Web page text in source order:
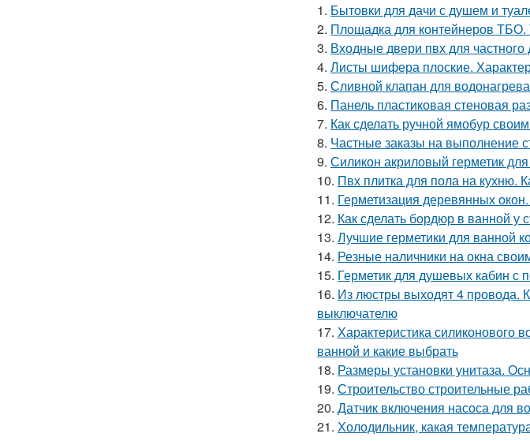
1. Бытовки для дачи с душем и
2. Площадка для контейнеров
3. Входные двери пвх для
4. Листы шифера плоские.
5. Сливной клапан для
6. Панель пластиковая стеновая
7. Как сделать ручной ямобур
8. Частные заказы на выполнение
9. Силикон акриловый герметик
10. Пвх плитка для пола на кухню.
11. Герметизация деревянных
12. Как сделать бордюр в ванной
13. Лучшие герметики для ванной
14. Резные наличники на окна
15. Герметик для душевых кабин с
16. Из люстры выходят 4 провода.
выключателю
17. Характеристика силиконового
ванной и какие выбрать
18. Размеры установки унитаза.
19. Строительство строительные
20. Датчик включения насоса для
21. Холодильник, какая